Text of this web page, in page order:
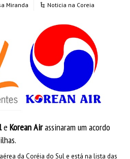
Miranda Noticia na Coreia
eKorean Airassinaram um acordo
da Coréia do Sul e está na lista das